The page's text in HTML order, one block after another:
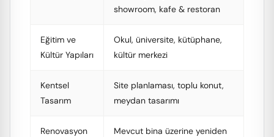
showroom, kafe & restoran
Eğitim ve
Kültür Yapıları
Okul, üniversite, kütüphane,
kültür merkezi
Kentsel
Tasarım
Site planlaması, toplu konut,
meydan tasarımı
Renovasyon
Mevcut bina üzerine yeniden